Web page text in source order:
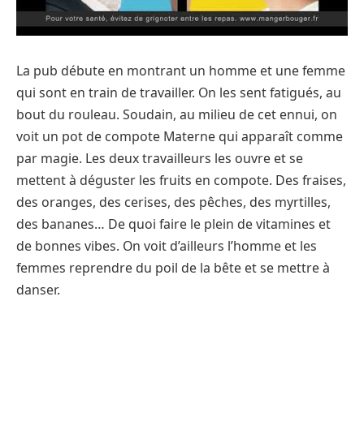
La pub débute en montrant un homme et une femme
qui sont en train de travailler. On les sent fatigués, au
bout du rouleau. Soudain, au milieu de cet ennui, on
voit un pot de compote Materne qui apparaît comme
par magie. Les deux travailleurs les ouvre et se
mettent à déguster les fruits en compote. Des fraises,
des oranges, des cerises, des pêches, des myrtilles,
des bananes… De quoi faire le plein de vitamines et
de bonnes vibes. On voit d’ailleurs l’homme et les
femmes reprendre du poil de la bête et se mettre à
danser.